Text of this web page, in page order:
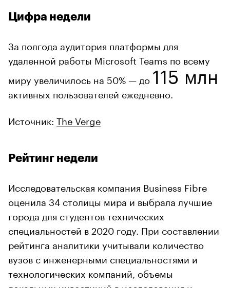
Цифра недели
За полгода аудитория платформы для
удаленной работы Microsoft Teams по всему
миру увеличилось на 50% — до115 млн
активных пользователей ежедневно.
Источник: The Verge
Рейтинг недели
Исследовательская компания Business Fibre
оценила 34 столицы мира и выбрала лучшие
города для студентов технических
специальностей в 2020 году. При составлении
рейтинга аналитики учитывали количество
вузов с инженерными специальностями и
технологических компаний, объемы